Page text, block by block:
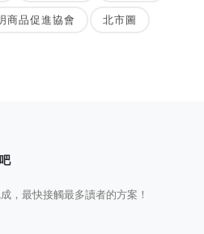
商品促進協會 北市圖
，最快接觸最多讀者的方案！